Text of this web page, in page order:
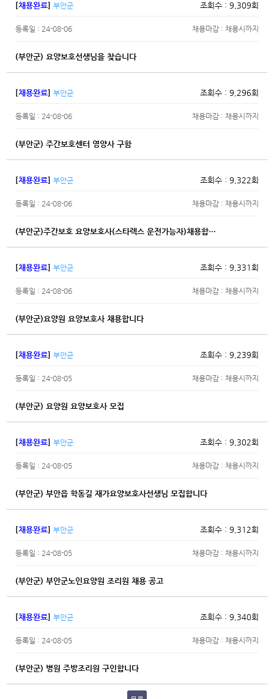
[채용완료] 부안군 조회수 : 9,309회
등록일 : 24-08-06 채용마감 : 채용시까지
(부안군) 요양보호선생님을 찾습니다
[채용완료] 부안군 조회수 : 9,296회
등록일 : 24-08-06 채용마감 : 채용시까지
(부안군) 주간보호센터 영양사 구함
[채용완료] 부안군 조회수 : 9,322회
등록일 : 24-08-06 채용마감 : 채용시까지
(부안군)주간보호 요양보호사(스타렉스 운전가능자)채용합…
[채용완료] 부안군 조회수 : 9,331회
등록일 : 24-08-06 채용마감 : 채용시까지
(부안군)요양원 요양보호사 채용합니다
[채용완료] 부안군 조회수 : 9,239회
등록일 : 24-08-05 채용마감 : 채용시까지
(부안군) 요양원 요양보호사 모집
[채용완료] 부안군 조회수 : 9,302회
등록일 : 24-08-05 채용마감 : 채용시까지
(부안군) 부안읍 학동길 재가요양보호사선생님 모집합니다
[채용완료] 부안군 조회수 : 9,312회
등록일 : 24-08-05 채용마감 : 채용시까지
(부안군) 부안군노인요양원 조리원 채용 공고
[채용완료] 부안군 조회수 : 9,340회
등록일 : 24-08-05 채용마감 : 채용시까지
(부안군) 병원 주방조리원 구인합니다